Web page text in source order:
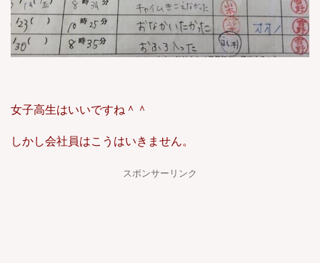
女子高生はいいですね＾＾
しかし会社員はこうはいきません。
スポンサーリンク